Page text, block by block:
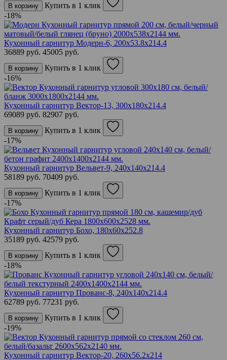
В корзину
Купить в 1 клик
-18%
Кухонный гарнитур Модерн-6, 200х53.8х214.4
36889 руб. 45005 руб.
В корзину
Купить в 1 клик
-16%
Кухонный гарнитур Вектор-13, 300х180х214.4
69089 руб. 82907 руб.
В корзину
Купить в 1 клик
-17%
Кухонный гарнитур Вельвет-9, 240х140х214.4
58189 руб. 70409 руб.
В корзину
Купить в 1 клик
-17%
Кухонный гарнитур Бохо, 180х60х252.8
35189 руб. 42579 руб.
В корзину
Купить в 1 клик
-18%
Кухонный гарнитур Прованс-8, 240х140х214.4
62789 руб. 77231 руб.
В корзину
Купить в 1 клик
-19%
Кухонный гарнитур Вектор-20, 260х56.2х214